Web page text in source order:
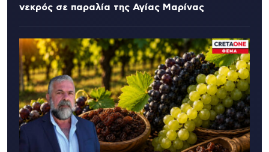
νεκρός σε παραλία της Αγίας Μαρίνας